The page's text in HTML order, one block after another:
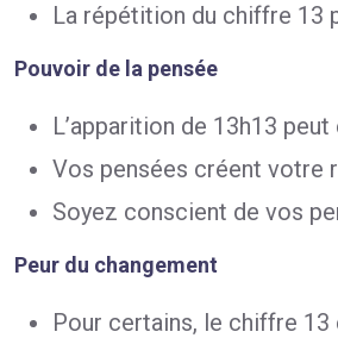
La répétition du chiffre 13
Pouvoir de la pensée
L’apparition de 13h13
Vos pensées créent votre
Soyez conscient de vos
Peur du changement
Pour certains, le chiffre